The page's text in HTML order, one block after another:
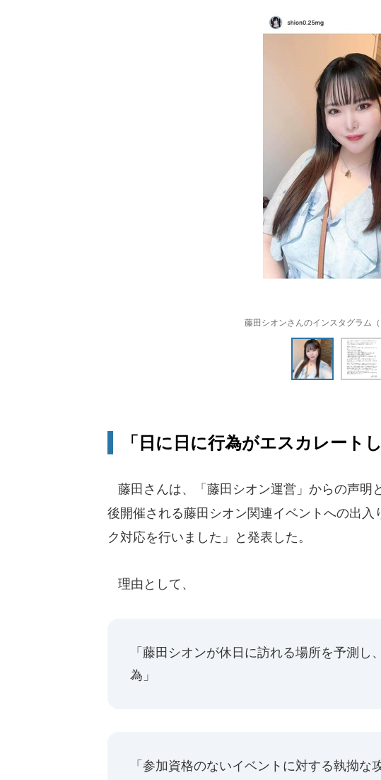
藤田シオンさんのインスタグラム
「日に日に行為がエスカレート
藤田さんは、「藤田シオン運営」からの声明
後開催される藤田シオン関連イベントへの出入
ク対応を行いました」と発表した。
理由として、
「藤田シオンが休日に訪れる場所を予測
為」
「参加資格のないイベントに対する執拗な